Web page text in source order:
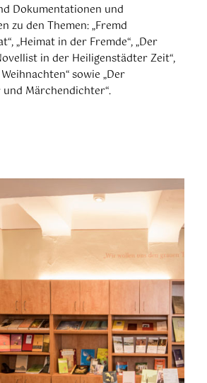
Dokumentationen und
zu den Themen: „Fremd
„Heimat in der Fremde“, „Der
in der Heiligenstädter Zeit“,
sowie „Der
Märchendichter“.